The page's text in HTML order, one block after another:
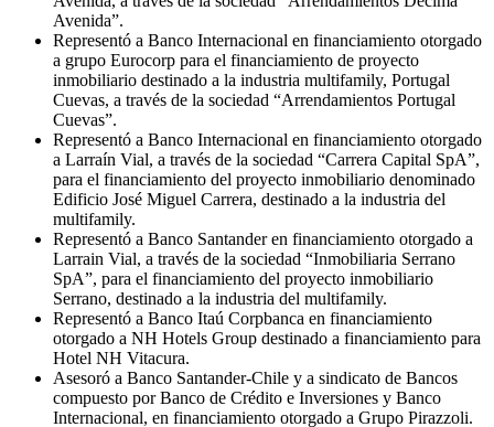
Avenida”.
Representó a Banco Internacional en financiamiento otorgado
a grupo Eurocorp para el financiamiento de proyecto
inmobiliario destinado a la industria multifamily, Portugal
Cuevas, a través de la sociedad “Arrendamientos Portugal
Cuevas”.
Representó a Banco Internacional en financiamiento otorgado
a Larraín Vial, a través de la sociedad “Carrera Capital SpA”,
para el financiamiento del proyecto inmobiliario denominado
Edificio José Miguel Carrera, destinado a la industria del
multifamily.
Representó a Banco Santander en financiamiento otorgado a
Larrain Vial, a través de la sociedad “Inmobiliaria Serrano
SpA”, para el financiamiento del proyecto inmobiliario
Serrano, destinado a la industria del multifamily.
Representó a Banco Itaú Corpbanca en financiamiento
otorgado a NH Hotels Group destinado a financiamiento para
Hotel NH Vitacura.
Asesoró a Banco Santander-Chile y a sindicato de Bancos
compuesto por Banco de Crédito e Inversiones y Banco
Internacional, en financiamiento otorgado a Grupo Pirazzoli.